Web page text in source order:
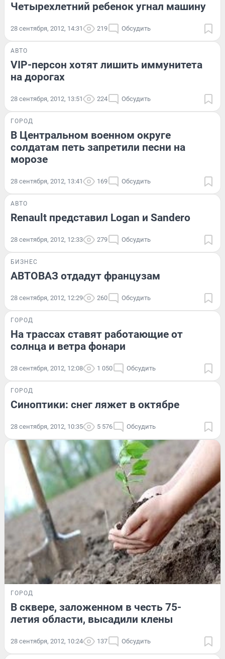
Четырехлетний ребенок угнал машину
28 сентября, 2012, 14:31 219 Обсудить
АВТО
VIP-персон хотят лишить иммунитета
на дорогах
28 сентября, 2012, 13:51 224 Обсудить
ГОРОД
В Центральном военном округе
солдатам петь запретили песни на
морозе
28 сентября, 2012, 13:41 169 Обсудить
АВТО
Renault представил Logan и Sandero
28 сентября, 2012, 12:33 279 Обсудить
БИЗНЕС
АВТОВАЗ отдадут французам
28 сентября, 2012, 12:29 260 Обсудить
ГОРОД
На трассах ставят работающие от
солнца и ветра фонари
28 сентября, 2012, 12:08 1 050 Обсудить
ГОРОД
Синоптики: снег ляжет в октябре
28 сентября, 2012, 10:35 5 576 Обсудить
ГОРОД
В сквере, заложенном в честь 75-
летия области, высадили клены
28 сентября, 2012, 10:24 137 Обсудить